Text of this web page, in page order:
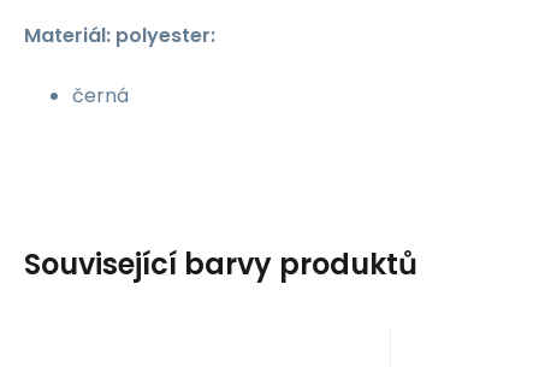
Materiál: polyester:
černá
Související barvy produktů